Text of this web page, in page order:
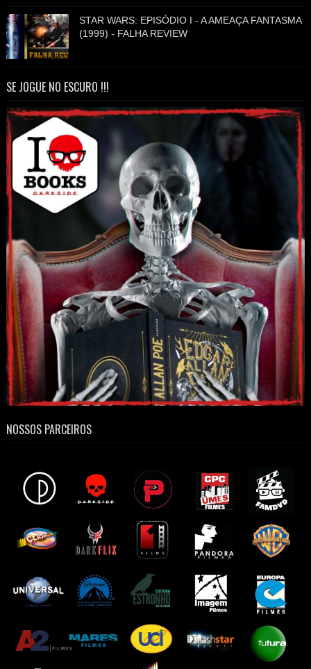
STAR WARS: EPISÓDIO I - A AMEAÇA FANTASMA
(1999) - FALHA REVIEW
SE JOGUE NO ESCURO !!!
NOSSOS PARCEIROS